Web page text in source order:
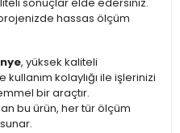
sonuçlar elde edersiniz.
hassas ölçüm
, yüksek kaliteli
kullanım kolaylığı ile işlerinizi
bir araçtır.
bu ürün, her tür ölçüm